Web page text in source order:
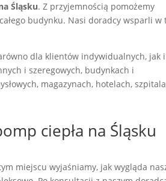
Śląsku. Z przyjemnością pomożemy
budynku. Nasi doradcy wsparli w
dla klientów indywidualnych, jak i
i szeregowych, budynkach i
magazynach, hotelach,
ciepła na Śląsku
miejscu wyjaśniamy, jak wygląda